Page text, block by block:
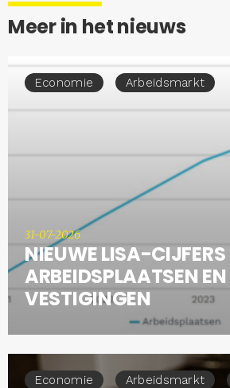
Meer in het nieuws
Economie Arbeidsmarkt
31-07-2026
NIEUWE LISA-CIJFERS
ARBEIDSPLAATSEN EN
VESTIGINGEN
Economie Arbeidsmarkt